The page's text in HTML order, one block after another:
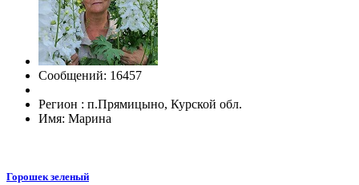
Сообщений: 16457
Регион : п.Прямицыно, Курской обл.
Имя: Марина
Горошек зеленый